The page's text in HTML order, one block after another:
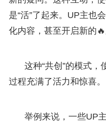
是“活”了起来。UP主也
化内容，甚至开启新的🔥
这种“共创”的模式
过程充满了活力和惊喜。
举例来说，一些UP